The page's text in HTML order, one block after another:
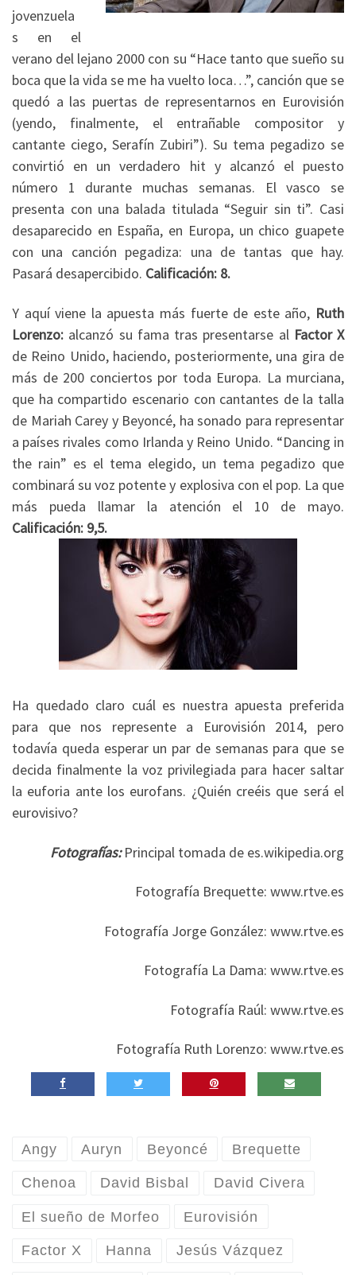
jovenzuela
s en el
verano del lejano 2000 con su “Hace tanto que sueño su
boca que la vida se me ha vuelto loca…”, canción que se
quedó a las puertas de representarnos en Eurovisión
(yendo, finalmente, el entrañable compositor y
cantante ciego, Serafín Zubiri”). Su tema pegadizo se
convirtió en un verdadero hit y alcanzó el puesto
número 1 durante muchas semanas. El vasco se
presenta con una balada titulada “Seguir sin ti”. Casi
desaparecido en España, en Europa, un chico guapete
con una canción pegadiza: una de tantas que hay.
Pasará desapercibido. Calificación: 8.
Y aquí viene la apuesta más fuerte de este año, Ruth
Lorenzo: alcanzó su fama tras presentarse al Factor X
de Reino Unido, haciendo, posteriormente, una gira de
más de 200 conciertos por toda Europa. La murciana,
que ha compartido escenario con cantantes de la talla
de Mariah Carey y Beyoncé, ha sonado para representar
a países rivales como Irlanda y Reino Unido. “Dancing in
the rain” es el tema elegido, un tema pegadizo que
combinará su voz potente y explosiva con el pop. La que
más pueda llamar la atención el 10 de mayo.
Calificación: 9,5.
Ha quedado claro cuál es nuestra apuesta preferida
para que nos represente a Eurovisión 2014, pero
todavía queda esperar un par de semanas para que se
decida finalmente la voz privilegiada para hacer saltar
la euforia ante los eurofans. ¿Quién creéis que será el
eurovisivo?
Fotografías:Principal tomada de es.wikipedia.org
Fotografía Brequette: www.rtve.es
Fotografía Jorge González: www.rtve.es
Fotografía La Dama: www.rtve.es
Fotografía Raúl: www.rtve.es
Fotografía Ruth Lorenzo: www.rtve.es
Angy Auryn Beyoncé Brequette
Chenoa David Bisbal David Civera
El sueño de Morfeo Eurovisión
Factor X Hanna Jesús Vázquez